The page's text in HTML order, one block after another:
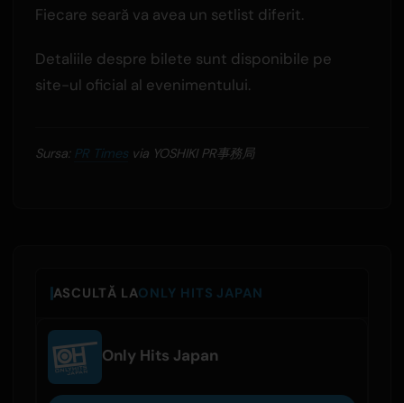
Fiecare seară va avea un setlist diferit.
Detaliile despre bilete sunt disponibile pe
site-ul oficial al evenimentului.
Sursa: PR Timesvia YOSHIKI PR事務局
ASCULTĂ LAONLY HITS JAPAN
Only Hits Japan